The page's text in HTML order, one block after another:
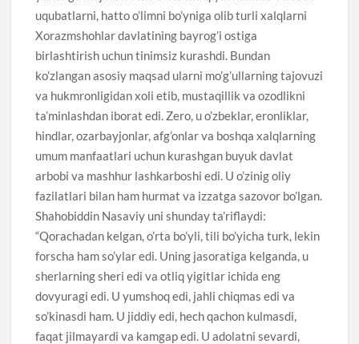
uqubatlarni, hatto o’limni bo’yniga olib turli xalqlarni
Xorazmshohlar davlatining bayrog’i ostiga
birlashtirish uchun tinimsiz kurashdi. Bundan
ko’zlangan asosiy maqsad ularni mo’g’ullarning tajovuzi
va hukmronligidan xoli etib, mustaqillik va ozodlikni
ta’minlashdan iborat edi. Zero, u o’zbeklar, eronliklar,
hindlar, ozarbayjonlar, afg’onlar va boshqa xalqlarning
umum manfaatlari uchun kurashgan buyuk davlat
arbobi va mashhur lashkarboshi edi. U o’zinig oliy
fazilatlari bilan ham hurmat va izzatga sazovor bo’lgan.
Shahobiddin Nasaviy uni shunday ta’riflaydi:
“Qorachadan kelgan, o’rta bo’yli, tili bo’yicha turk, lekin
forscha ham so’ylar edi. Uning jasoratiga kelganda, u
sherlarning sheri edi va otliq yigitlar ichida eng
dovyuragi edi. U yumshoq edi, jahli chiqmas edi va
so’kinasdi ham. U jiddiy edi, hech qachon kulmasdi,
faqat jilmayardi va kamgap edi. U adolatni sevardi,